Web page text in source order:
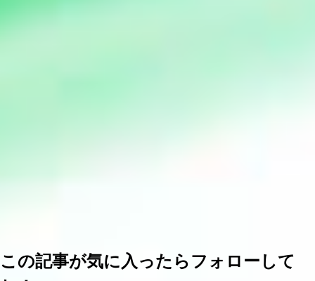
この記事が気に入ったらフォローして